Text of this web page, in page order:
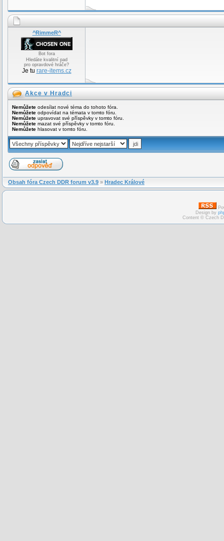
^RimmeR^
Bot fora
Hledáte kvalitní pad
pro opravdové hráče?
Je tu rare-items.cz
Akce v Hradci
Nemůžete odesílat nové téma do tohoto fóra.
Nemůžete odpovídat na témata v tomto fóru.
Nemůžete upravovat své příspěvky v tomto fóru.
Nemůžete mazat své příspěvky v tomto fóru.
Nemůžete hlasovat v tomto fóru.
Obsah fóra Czech DDR forum v3.9 » Hradec Králové
Design by
Content © Czech